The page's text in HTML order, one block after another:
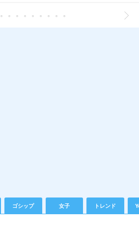
ゴシップ 女子 トレンド